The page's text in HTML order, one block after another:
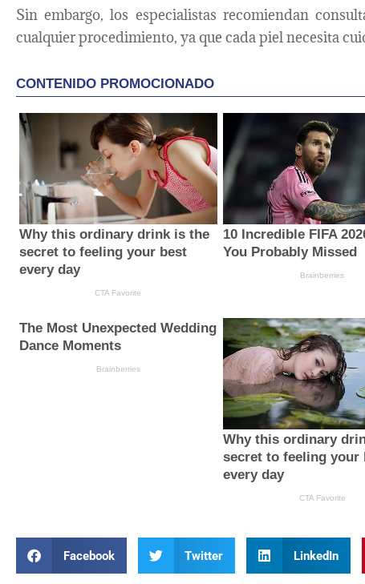
Sin embargo, los especialistas recomiendan
cualquier procedimiento, ya que cada piel necesita
Facebook Twitter LinkedIn